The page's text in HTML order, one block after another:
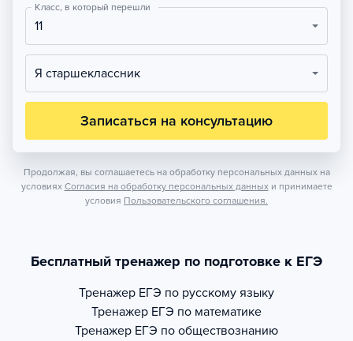
Класс, в который перешли
11
Я старшеклассник
Записаться на консультацию
Продолжая, вы соглашаетесь на обработку персональных данных на
условиях Согласия на обработку персональных данных и принимаете
условия Пользовательского соглашения.
Бесплатный тренажер по подготовке к ЕГЭ
Тренажер ЕГЭ по русскому языку
Тренажер ЕГЭ по математике
Тренажер ЕГЭ по обществознанию